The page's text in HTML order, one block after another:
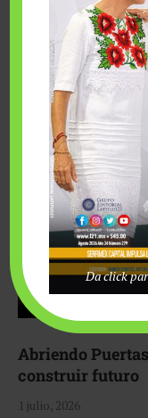
Fairmont Mayakoba
esfuerzos para hacer
Abriendo
construir futuro
1 julio, 2026
Da click